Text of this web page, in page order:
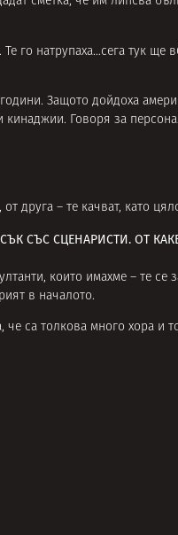
го натрупаха…сега тук ще
Защото дойдоха
Говоря за
друга – те качват, като
СЪС СЦЕНАРИСТИ. ОТ
които имахме – те
в началото.
са толкова много хора и